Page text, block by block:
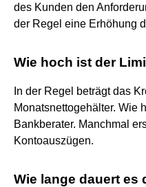
des Kunden den
der Regel eine Erhöhung
Wie hoch ist der
In der Regel beträgt das
Monatsnettogehälter. Wie
Bankberater. Manchmal
Kontoauszügen.
Wie lange dauert es